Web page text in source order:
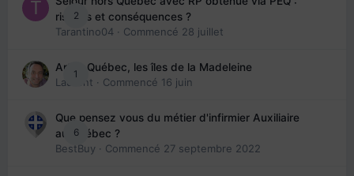
2
risques et conséquences ?
Tarantino04 · Commencé 28 juillet
1
Arte : Québec, les îles de la Madeleine
Laurent · Commencé 16 juin
6
Que pensez vous du métier d'infirmier Auxiliaire
au Québec ?
BestBuy · Commencé 27 septembre 2022